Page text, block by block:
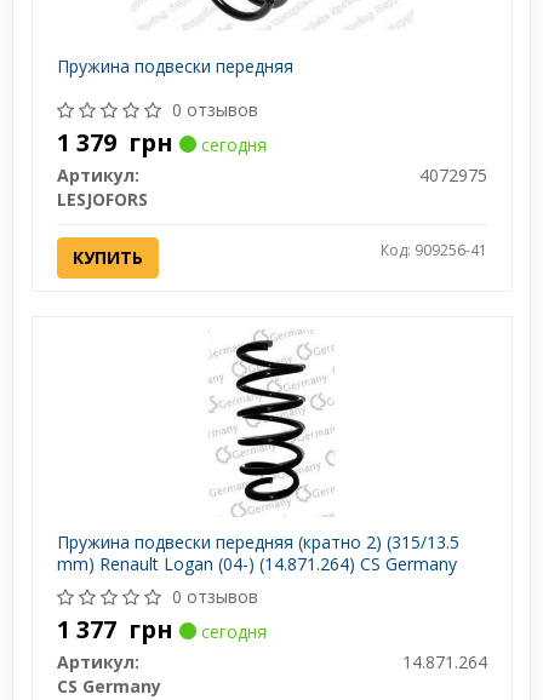
Пружина подвески передняя
0 отзывов
1 379 грн
сегодня
Артикул:
4072975
LESJOFORS
КУПИТЬ Код: 909256-41
Пружина подвески передняя (кратно 2) (315/13.5
mm) Renault Logan (04-) (14.871.264) CS Germany
0 отзывов
1 377 грн
сегодня
Артикул:
14.871.264
CS Germany